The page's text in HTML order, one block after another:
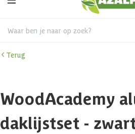
Waar ben je naar op zoek?
Terug
WoodAcademy
daklijstset -